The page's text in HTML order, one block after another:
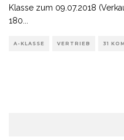
Klasse zum 09.07.2018
180
A-KLASSE VERTRIEB 31